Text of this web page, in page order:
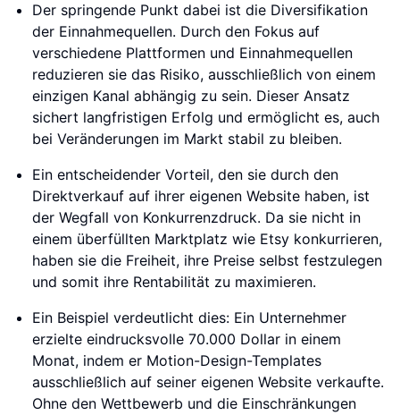
Der springende Punkt dabei ist die Diversifikation
der Einnahmequellen. Durch den Fokus auf
verschiedene Plattformen und Einnahmequellen
reduzieren sie das Risiko, ausschließlich von einem
einzigen Kanal abhängig zu sein. Dieser Ansatz
sichert langfristigen Erfolg und ermöglicht es, auch
bei Veränderungen im Markt stabil zu bleiben.
Ein entscheidender Vorteil, den sie durch den
Direktverkauf auf ihrer eigenen Website haben, ist
der Wegfall von Konkurrenzdruck. Da sie nicht in
einem überfüllten Marktplatz wie Etsy konkurrieren,
haben sie die Freiheit, ihre Preise selbst festzulegen
und somit ihre Rentabilität zu maximieren.
Ein Beispiel verdeutlicht dies: Ein Unternehmer
erzielte eindrucksvolle 70.000 Dollar in einem
Monat, indem er Motion-Design-Templates
ausschließlich auf seiner eigenen Website verkaufte.
Ohne den Wettbewerb und die Einschränkungen